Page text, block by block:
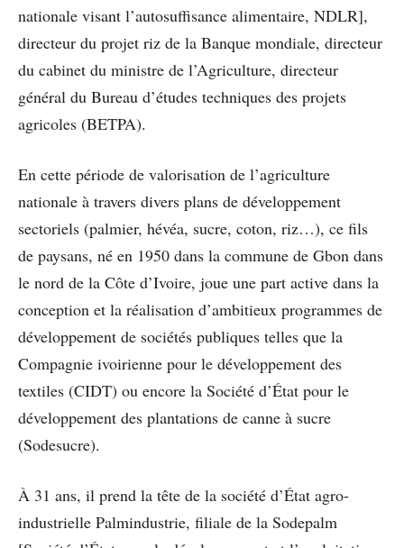
nationale visant l’autosuffisance alimentaire, NDLR],
directeur du projet riz de la Banque mondiale, directeur
du cabinet du ministre de l’Agriculture, directeur
général du Bureau d’études techniques des projets
agricoles (BETPA).
En cette période de valorisation de l’agriculture
nationale à travers divers plans de développement
sectoriels (palmier, hévéa, sucre, coton, riz…), ce fils
de paysans, né en 1950 dans la commune de Gbon dans
le nord de la Côte d’Ivoire, joue une part active dans la
conception et la réalisation d’ambitieux programmes de
développement de sociétés publiques telles que la
Compagnie ivoirienne pour le développement des
textiles (CIDT) ou encore la Société d’État pour le
développement des plantations de canne à sucre
(Sodesucre).
À 31 ans, il prend la tête de la société d’État agro-
industrielle Palmindustrie, filiale de la Sodepalm